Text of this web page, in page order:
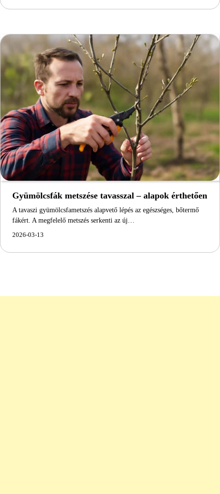
Gyümölcsfák metszése tavasszal – alapok érthetően
A tavaszi gyümölcsfametszés alapvető lépés az egészséges, bőtermő
fákért. A megfelelő metszés serkenti az új…
2026-03-13